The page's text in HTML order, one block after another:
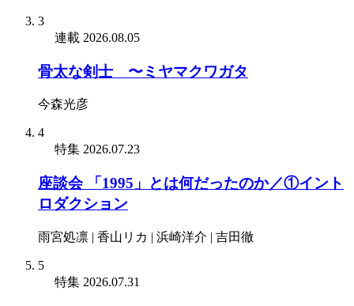
3
連載 2026.08.05
骨太な剣士 〜ミヤマクワガタ
今森光彦
4
特集 2026.07.23
座談会 「1995」とは何だったのか／①イント
ロダクション
雨宮処凛 | 香山リカ | 浜崎洋介 | 吉田徹
5
特集 2026.07.31